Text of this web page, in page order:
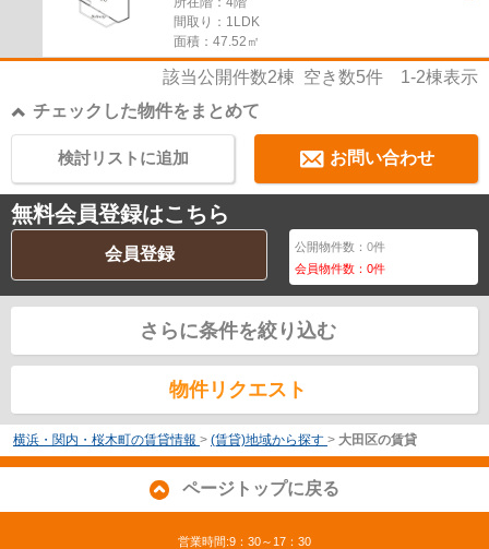
間取り：1LDK
面積：47.52㎡
該当公開件数2棟 空き数5件 1-2棟表示
チェックした物件をまとめて
お問い合わせ
検討リストに追加
無料会員登録はこちら
会員登録 公開物件数：0件
会員物件数：0件
さらに条件を絞り込む
物件リクエスト
横浜・関内・桜木町の賃貸情報 > (賃貸)地域から探す > 大田区の賃貸
ページトップに戻る
営業時間:9：30～17：30